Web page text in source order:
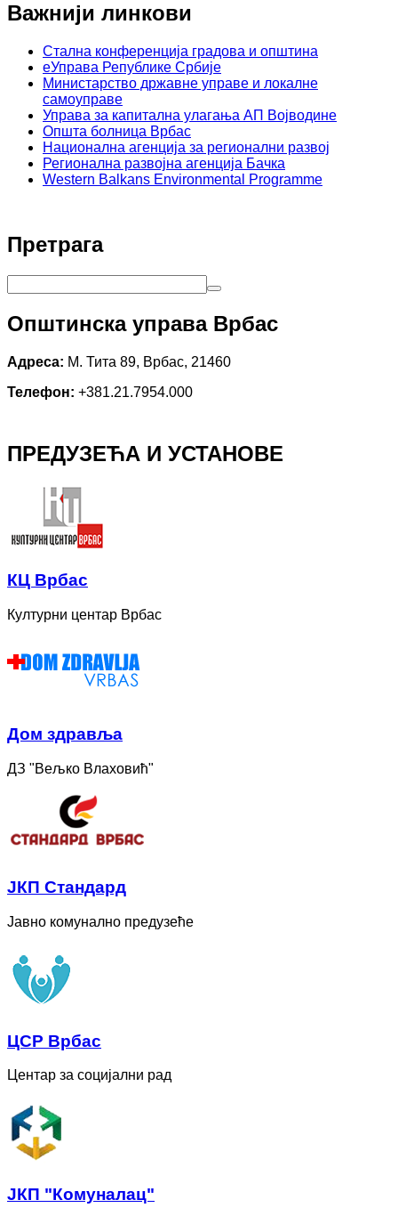
Важнији линкови
Стална конференција градова и општина
еУправа Републике Србије
Министарство државне управе и локалне
самоуправе
Управа за капитална улагања АП Војводине
Општа болница Врбас
Национална агенција за регионални развој
Регионална развојна агенција Бачка
Western Balkans Environmental Programme
Претрага
Општинска управа Врбас
Адреса: М. Тита 89, Врбас, 21460
Телефон: +381.21.7954.000
ПРЕДУЗЕЋА И УСТАНОВЕ
КЦ Врбас
Културни центар Врбас
Дом здравља
ДЗ "Вељко Влаховић"
ЈКП Стандард
Јавно комунално предузеће
ЦСР Врбас
Центар за социјални рад
ЈКП "Комуналац"